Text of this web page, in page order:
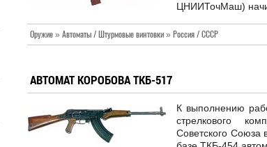
ЦНИИТочМаш)
Оружие » Автоматы / Штурмовые винтовки » Россия / СССР
АВТОМАТ КОРОБОВА ТКБ-517
К выполнению
стрелкового
Советского Союза